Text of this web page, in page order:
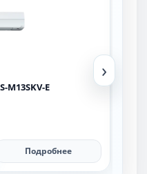
E
Подробнее
›